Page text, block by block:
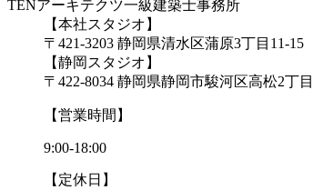
TENアーキテクツ一級建築士事務所
【本社スタジオ】
〒421-3203 静岡県清水区蒲原3丁目11-15
【静岡スタジオ】
〒422-8034 静岡県静岡市駿河区高松2丁目
【営業時間】
9:00-18:00
【定休日】